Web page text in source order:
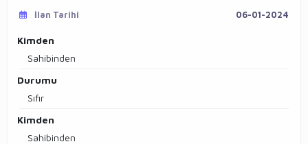
İlan Tarihi
06-01-2024
Kimden
Sahibinden
Durumu
Sıfır
Kimden
Sahibinden